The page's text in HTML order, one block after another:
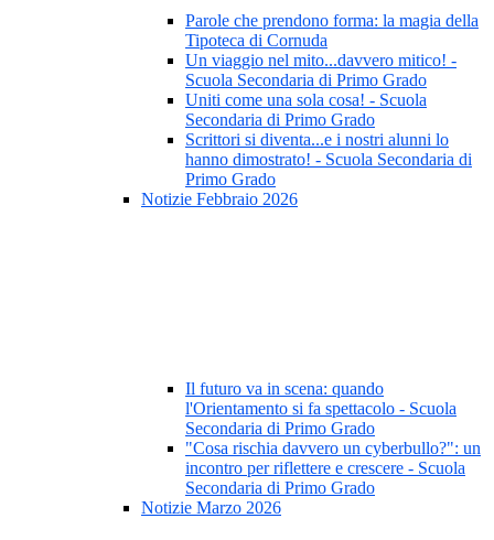
Parole che prendono forma: la magia della
Tipoteca di Cornuda
Un viaggio nel mito...davvero mitico! -
Scuola Secondaria di Primo Grado
Uniti come una sola cosa! - Scuola
Secondaria di Primo Grado
Scrittori si diventa...e i nostri alunni lo
hanno dimostrato! - Scuola Secondaria di
Primo Grado
Notizie Febbraio 2026
Il futuro va in scena: quando
l'Orientamento si fa spettacolo - Scuola
Secondaria di Primo Grado
"Cosa rischia davvero un cyberbullo?": un
incontro per riflettere e crescere - Scuola
Secondaria di Primo Grado
Notizie Marzo 2026